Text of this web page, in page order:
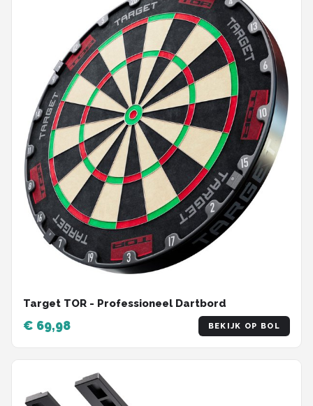
Target TOR - Professioneel Dartbord
€ 69,98 BEKIJK OP BOL